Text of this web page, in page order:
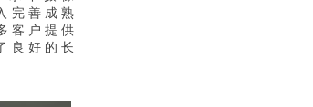
完善成熟
客户提供
良好的长